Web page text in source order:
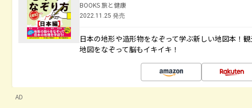
BOOKS 旅と健康
2022.11.25 発売
日本の地形や造形物をなぞって学ぶ新しい地図本！
地図をなぞって脳もイキイキ！
AD